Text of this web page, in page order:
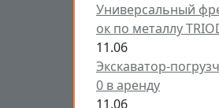
Универсальный
ок по металлу
11.06
Экскаватор-
0 в аренду
11.06